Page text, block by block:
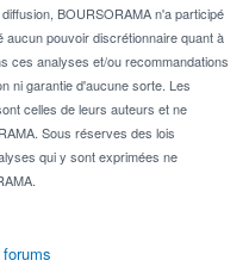
BOURSORAMA n'a participé
pouvoir discrétionnaire quant à
ces analyses et/ou recommandations
ni garantie d'aucune sorte. Les
celles de leurs auteurs et ne
Sous réserves des lois
qui y sont exprimées ne